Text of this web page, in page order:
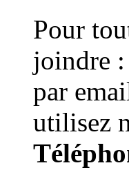
Pour
joindre :
par
utilisez